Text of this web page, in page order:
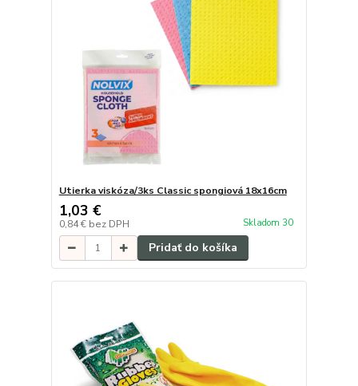
Utierka viskóza/3ks Classic spongiová 18x16cm
1,03 €
0,84 € bez DPH Skladom 30
Pridať do košíka